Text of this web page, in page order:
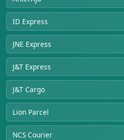
ID Express
JNE Express
J&T Express
J&T Cargo
Lion Parcel
NCS Courier